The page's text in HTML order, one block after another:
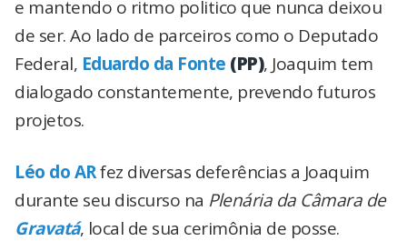
e mantendo o ritmo politico que nunca deixou
de ser. Ao lado de parceiros como o Deputado
Federal, Eduardo da Fonte (PP), Joaquim tem
dialogado constantemente, prevendo futuros
projetos.
Léo do ARfez diversas deferências a Joaquim
durante seu discurso na Plenária da Câmara de
Gravatá, local de sua cerimônia de posse.